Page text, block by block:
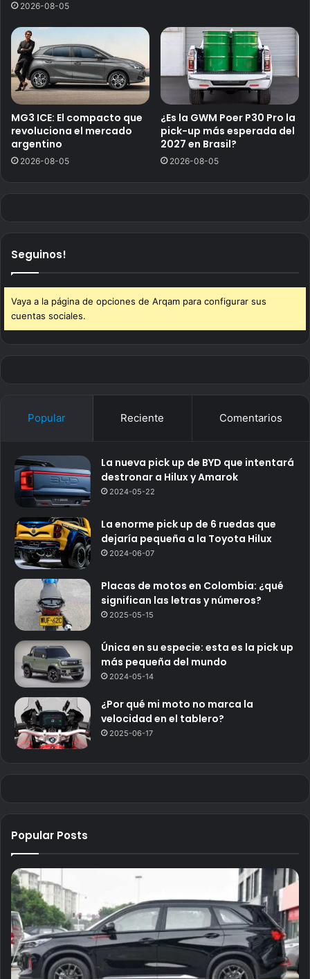
2026-08-05
MG3 ICE: El compacto que
revoluciona el mercado
argentino
2026-08-05
¿Es la GWM Poer P30 Pro la
pick-up más esperada del
2027 en Brasil?
2026-08-05
Seguinos!
Vaya a la página de opciones de Arqam para configurar sus
cuentas sociales.
Popular Reciente Comentarios
La nueva pick up de BYD que intentará
destronar a Hilux y Amarok
2024-05-22
La enorme pick up de 6 ruedas que
dejaría pequeña a la Toyota Hilux
2024-06-07
Placas de motos en Colombia: ¿qué
significan las letras y números?
2025-05-15
Única en su especie: esta es la pick up
más pequeña del mundo
2024-05-14
¿Por qué mi moto no marca la
velocidad en el tablero?
2025-06-17
Popular Posts